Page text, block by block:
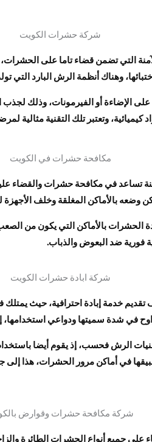
شركة حشرات الكويت
التي تضمن قضاء تاما على
وهناك أنظمة الرش البارد التي
الإضاءة أو الفيرمونات، وذلك
وتعتبر تلك التقنية مثالية
مكافحة حشرات في الكويت
في مكافحة حشرات والقضاء عليها
بالأماكن المغلقة وخلف الأجهزة
بالأماكن التي يكون من
فورية ضد البعوض والذباب.
شركة ابادة حشرات الكويت
خدمة إبادة احترافية، حيث
في شدة سميتها ودواعي استخدامها،
الرش فحسب، إذ يقوم أيضا
في أماكن مرور الحشرات، هذا
شركة مكافحة حشرات وقوارض
أنواع الحشرات الطائرة